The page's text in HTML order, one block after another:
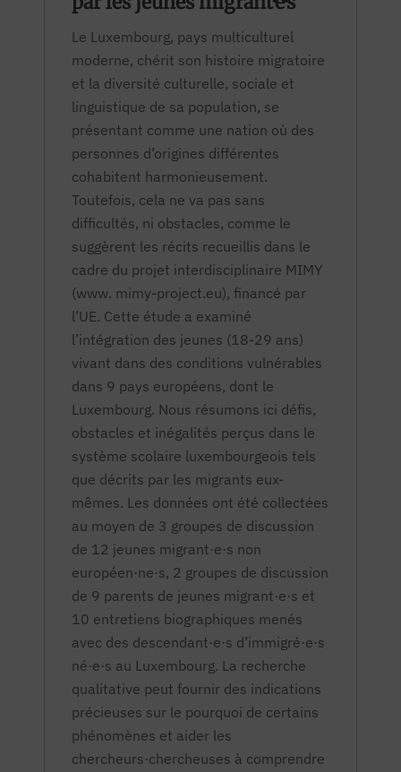
Le Luxembourg, pays multiculturel
moderne, chérit son histoire migratoire
et la diversité culturelle, sociale et
linguistique de sa population, se
présentant comme une nation où des
personnes d’origines différentes
cohabitent harmonieusement.
Toutefois, cela ne va pas sans
difficultés, ni obstacles, comme le
suggèrent les récits recueillis dans le
cadre du projet interdisciplinaire MIMY
(www. mimy-project.eu), financé par
l’UE. Cette étude a examiné
l’intégration des jeunes (18-29 ans)
vivant dans des conditions vulnérables
dans 9 pays européens, dont le
Luxembourg. Nous résumons ici défis,
obstacles et inégalités perçus dans le
système scolaire luxembourgeois tels
que décrits par les migrants eux-
mêmes. Les données ont été collectées
au moyen de 3 groupes de discussion
de 12 jeunes migrant·e·s non
européen·ne·s, 2 groupes de discussion
de 9 parents de jeunes migrant·e·s et
10 entretiens biographiques menés
avec des descendant·e·s d’immigré·e·s
né·e·s au Luxembourg. La recherche
qualitative peut fournir des indications
précieuses sur le pourquoi de certains
phénomènes et aider les
chercheurs·chercheuses à comprendre